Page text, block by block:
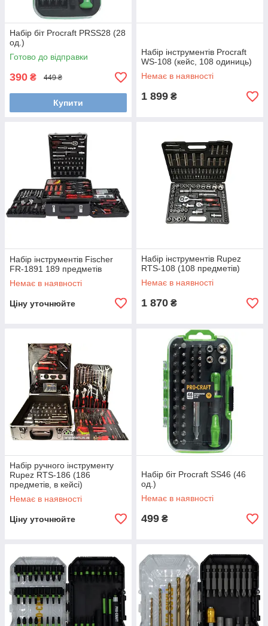
Набір біт Procraft PRSS28 (28
од.)
Готово до відправки
390 ₴ 449 ₴
Купити
Набір інструментів Procraft
WS-108 (кейс, 108 одиниць)
Немає в наявності
1 899 ₴
Набір інструментів Fischer
FR-1891 189 предметів
Немає в наявності
Ціну уточнюйте
Набір інструментів Rupez
RTS-108 (108 предметів)
Немає в наявності
1 870 ₴
Набір ручного інструменту
Rupez RTS-186 (186
предметів, в кейсі)
Немає в наявності
Ціну уточнюйте
Набір біт Procraft SS46 (46
од.)
Немає в наявності
499 ₴